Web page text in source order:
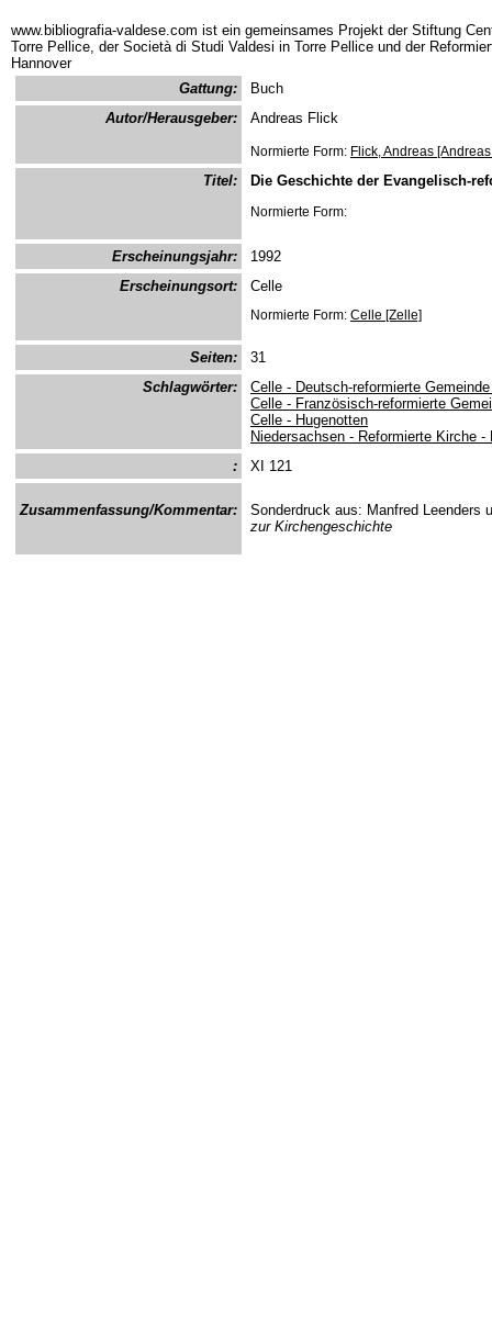
www.bibliografia-valdese.com ist ein gemeinsames Projekt der Stiftung
Torre Pellice, der Società di Studi Valdesi in Torre Pellice und der
Hannover
Gattung:
Buch
Autor/Herausgeber:
Andreas Flick
Normierte Form: Flick, Andreas
Titel: Die Geschichte der Evangelisch-
Normierte Form:
Erscheinungsjahr:
1992
Erscheinungsort:
Celle
Normierte Form: Celle [Zelle]
Seiten:
31
Schlagwörter:
Celle - Deutsch-reformierte
Celle - Französisch-reformierte
Celle - Hugenotten
Niedersachsen - Reformierte Kirche -
:
XI 121
Zusammenfassung/Kommentar:
Sonderdruck aus: Manfred Leenders
zur Kirchengeschichte